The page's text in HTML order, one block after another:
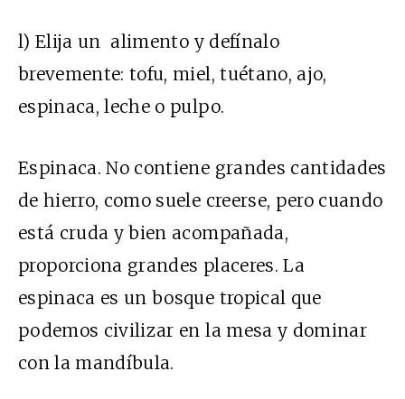
l) Elija un alimento y defínalo
brevemente: tofu, miel, tuétano, ajo,
espinaca, leche o pulpo.
Espinaca. No contiene grandes cantidades
de hierro, como suele creerse, pero cuando
está cruda y bien acompañada,
proporciona grandes placeres. La
espinaca es un bosque tropical que
podemos civilizar en la mesa y dominar
con la mandíbula.